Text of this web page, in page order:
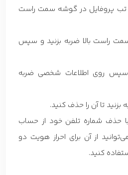
تب پروفایل در گوشه سمت راست
راست بالا ضربه بزنید و سپس
سپس روی اطلاعات شخصی ضربه
تا آن را حذف کنید.
حذف شماره تلفن خود از حساب
از آن برای احراز هویت دو
کنید.